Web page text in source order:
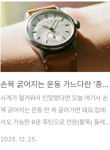
한 번에 정리했어요.왜 빵이 속을 더부룩하게
만들까: 원인 빠르게 정리알레르기 vs 민감
성 vs 셀리악병 밀 알레르기 는 IgE(알레르
기 항체) 반응으로 5분~2시간 안에 두드러
기, 입술·목 붓기, 쌕쌕거림이 나타나요. 비셀
리악 글루텐 민감성 은 검사상 음성이지만 복
부팽만, 피로, 두통이 3~24시간 뒤에 오기
쉬워요. 셀리악병 은 자가면역이라 장 융모
(흡수 돌기)가 손상되고 철결핍, ..
손목 굵어지는 운동 가느다란 ‘종잇장 손목’ 탈출하는 초간단 루틴
시계가 헐거워서 민망했다면 오늘 여기서 손
목 굵어지는 운동 만 쏙 골라가면 돼요.집에
서도 가능한 8분 루틴으로 전완(팔뚝) 둘레를
2025. 12. 25.